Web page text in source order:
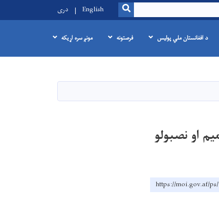
SEARCH
English دری
د افغانستان ملي پولیس فرصتونه مونږ سره اړیکه
او نصبولو
https://moi.gov.af/ps/